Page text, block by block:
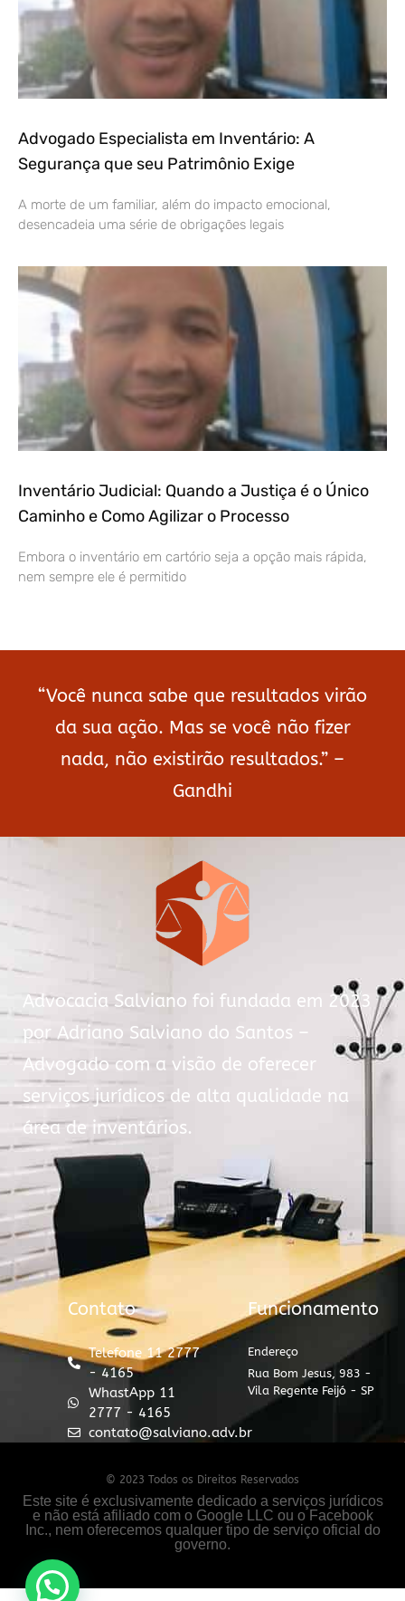
Advogado Especialista em Inventário: A
Segurança que seu Patrimônio Exige
A morte de um familiar, além do impacto emocional,
desencadeia uma série de obrigações legais
Inventário Judicial: Quando a Justiça é o Único
Caminho e Como Agilizar o Processo
Embora o inventário em cartório seja a opção mais rápida,
nem sempre ele é permitido
“Você nunca sabe que resultados virão
da sua ação. Mas se você não fizer
nada, não existirão resultados.” –
Gandhi
Advocacia Salviano foi fundada em 2023
por Adriano Salviano do Santos –
Advogado com a visão de oferecer
serviços jurídicos de alta qualidade na
área de inventários.
Contato
Telefone 11 2777
- 4165
WhastApp 11
2777 - 4165
contato@salviano.adv.br
Funcionamento
Endereço
Rua Bom Jesus, 983 -
Vila Regente Feijó - SP
© 2023 Todos os Direitos Reservados
Este site é exclusivamente dedicado a serviços jurídicos
e não está afiliado com o Google LLC ou o Facebook
Inc., nem oferecemos qualquer tipo de serviço oficial do
governo.